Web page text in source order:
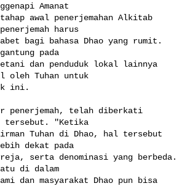
Amanat
awal penerjemahan Alkitab
harus
bagi bahasa Dhao yang rumit.
pada
dan penduduk lokal lainnya
oleh Tuhan untuk
ini.
penerjemah, telah diberkati
tersebut. "Ketika
firman Tuhan di Dhao, hal tersebut
dekat pada
serta denominasi yang berbeda.
di dalam
dan masyarakat Dhao pun bisa